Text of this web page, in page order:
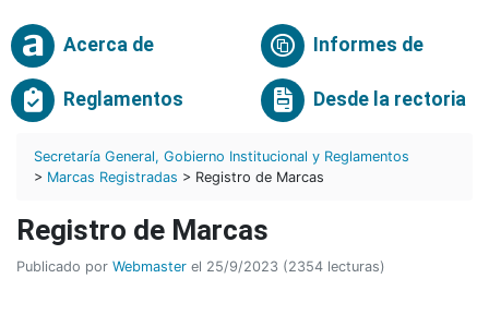
Acerca de Informes de
Reglamentos Desde la rectoria
Secretaría General, Gobierno Institucional y Reglamentos
> Marcas Registradas > Registro de Marcas
Registro de Marcas
Publicado por Webmaster el 25/9/2023 (2354 lecturas)